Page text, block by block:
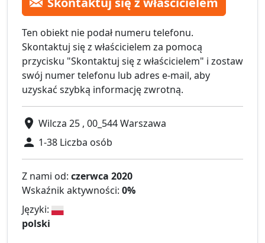
Ten obiekt nie podał numeru telefonu.
Skontaktuj się z właścicielem za pomocą
przycisku "Skontaktuj się z właścicielem" i zostaw
swój numer telefonu lub adres e-mail, aby
uzyskać szybką informację zwrotną.
Wilcza 25 , 00_544 Warszawa
1-38 Liczba osób
Z nami od: czerwca 2020
Wskaźnik aktywności: 0%
Języki:
polski